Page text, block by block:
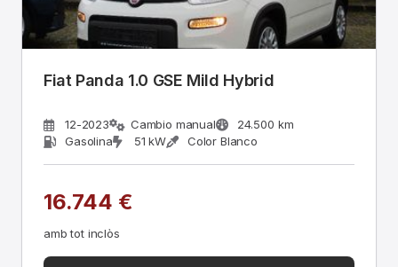
Fiat Panda 1.0 GSE Mild Hybrid
12-2023 Cambio manual
24.500 km
Gasolina
51 kW Color Blanco
16.744 €
amb tot inclòs